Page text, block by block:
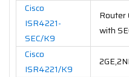
Cisco
ISR4221-
SEC/K9
Router
with
Cisco
ISR4221/K9